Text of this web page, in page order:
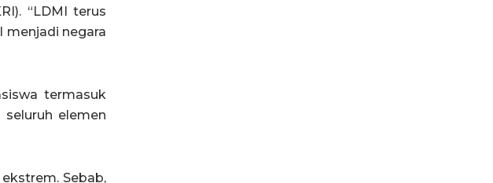
“LDMI terus
menjadi negara
termasuk
elemen
Sebab,